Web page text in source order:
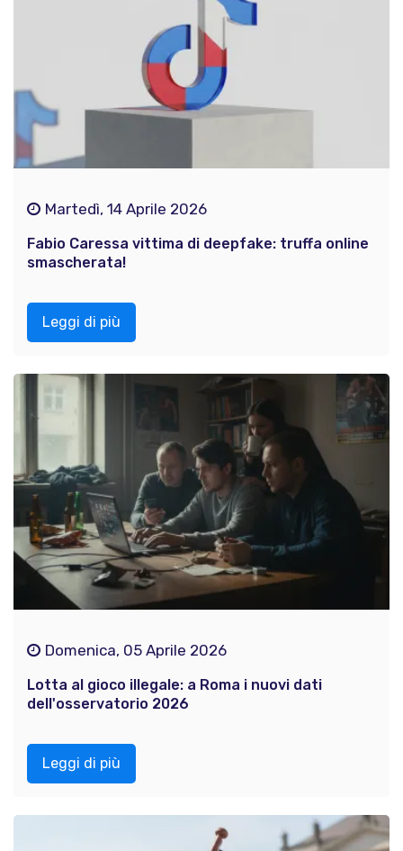
Martedì, 14 Aprile 2026
Fabio Caressa vittima di deepfake: truffa online
smascherata!
Leggi di più
Domenica, 05 Aprile 2026
Lotta al gioco illegale: a Roma i nuovi dati
dell'osservatorio 2026
Leggi di più